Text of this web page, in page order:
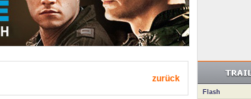
zurück
Flash